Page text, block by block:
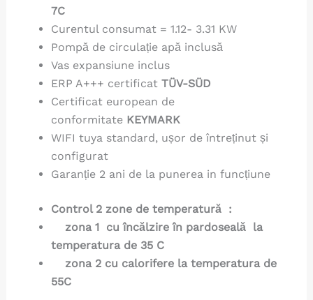
7C
Curentul consumat = 1.12- 3.31 KW
Pompă de circulație apă inclusă
Vas expansiune inclus
ERP A+++ certificat TÜV-SÜD
Certificat european de
conformitate KEYMARK
WIFI tuya standard, ușor de întreținut și
configurat
Garanție 2 ani de la punerea in funcțiune
Control 2 zone de temperatură :
zona 1 cu încălzire în pardoseală la
temperatura de 35 C
zona 2cu calorifere la temperatura de
55C